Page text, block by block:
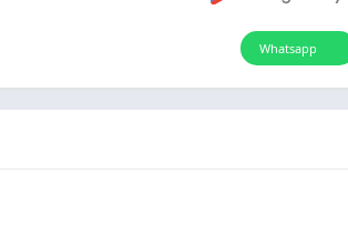
Whatsapp